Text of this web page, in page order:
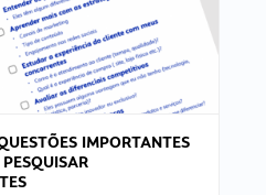
IMPORTANTES